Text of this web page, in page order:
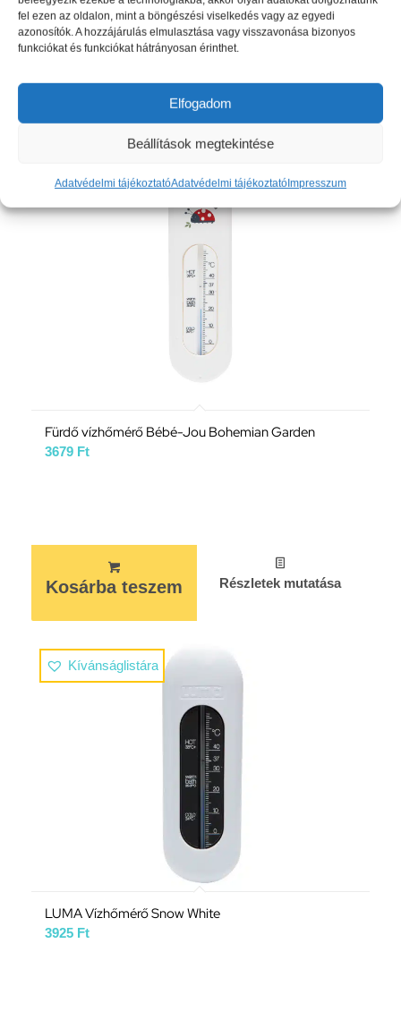
fel ezen az oldalon, mint a böngészési viselkedés vagy az egyedi
azonosítók. A hozzájárulás elmulasztása vagy visszavonása bizonyos
funkciókat és funkciókat hátrányosan érinthet.
Elfogadom
Beállítások megtekintése
Adatvédelmi tájékoztatóAdatvédelmi tájékoztatóImpresszum
Kosárba teszem Részletek mutatása
Kívánságlistára
Fürdő vízhőmérő Bébé-Jou Bohemian Garden
3679 Ft
Kosárba teszem Részletek mutatása
Kívánságlistára
LUMA Vízhőmérő Snow White
3925 Ft